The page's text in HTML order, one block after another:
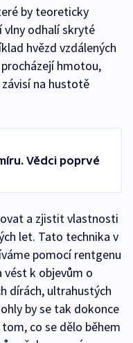
by teoreticky
vlny odhalí skryté
hvězd vzdálených
hmotou,
na hustotě
Vědci poprvé
a zjistit vlastnosti
let. Tato technika v
pomocí rentgenu
k objevům o
dírách, ultrahustých
by se tak dokonce
co se dělo během